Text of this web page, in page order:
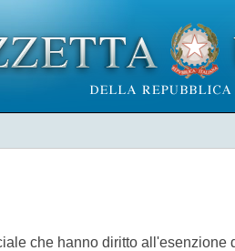
che hanno diritto